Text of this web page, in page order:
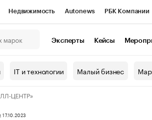
Недвижимость Autonews РБК Компании
контрагентов
Эксперты Кейсы
IT и технологии Малый бизнес
ЦЕНТР»